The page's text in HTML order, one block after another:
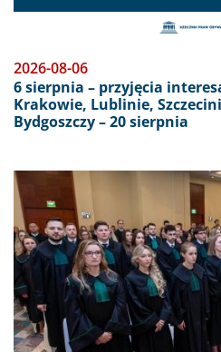
2026-08-06
6 sierpnia – przyjęcia
Krakowie, Lublinie,
Bydgoszczy – 20 sierpnia
Obraz